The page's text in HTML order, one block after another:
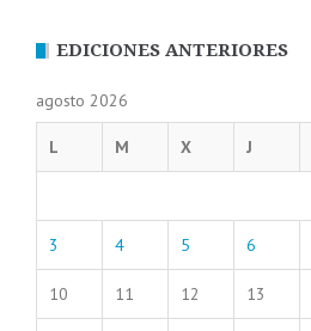
EDICIONES ANTERIORES
agosto 2026
L M X J
3 4 5 6
10 11 12 13